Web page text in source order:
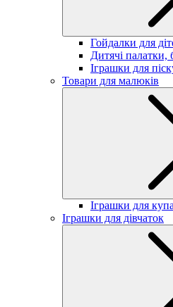
Гойдалки для
Дитячі палатки,
Іграшки для
Товари для малюків
Іграшки для
Іграшки для дівчаток